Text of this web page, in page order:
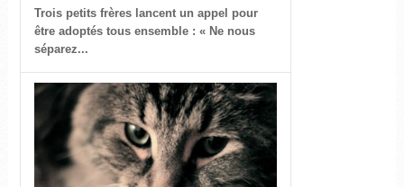
Trois petits frères lancent un appel pour
être adoptés tous ensemble : « Ne nous
séparez...